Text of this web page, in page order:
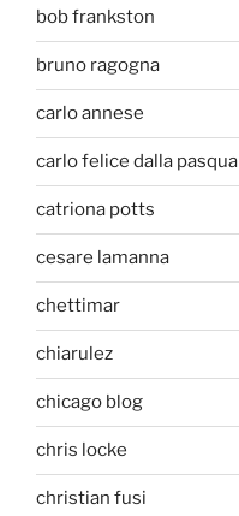
bob frankston
bruno ragogna
carlo annese
carlo felice dalla pasqua
catriona potts
cesare lamanna
chettimar
chiarulez
chicago blog
chris locke
christian fusi